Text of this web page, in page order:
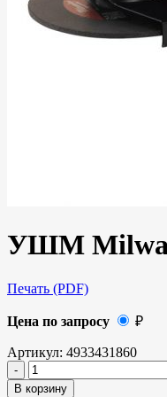
УШМ
Печать (PDF)
Цена по запросу ₽
Артикул: 4933431860
В корзину